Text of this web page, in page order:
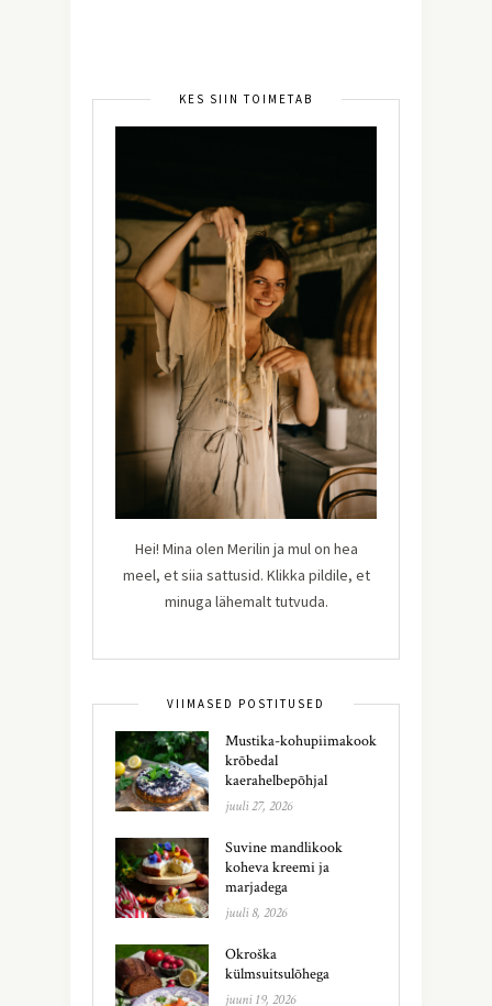
KES SIIN TOIMETAB
Hei! Mina olen Merilin ja mul on hea
meel, et siia sattusid. Klikka pildile, et
minuga lähemalt tutvuda.
VIIMASED POSTITUSED
Mustika-kohupiimakook
krõbedal
kaerahelbepõhjal
juuli 27, 2026
Suvine mandlikook
koheva kreemi ja
marjadega
juuli 8, 2026
Okroška
külmsuitsulõhega
juuni 19, 2026